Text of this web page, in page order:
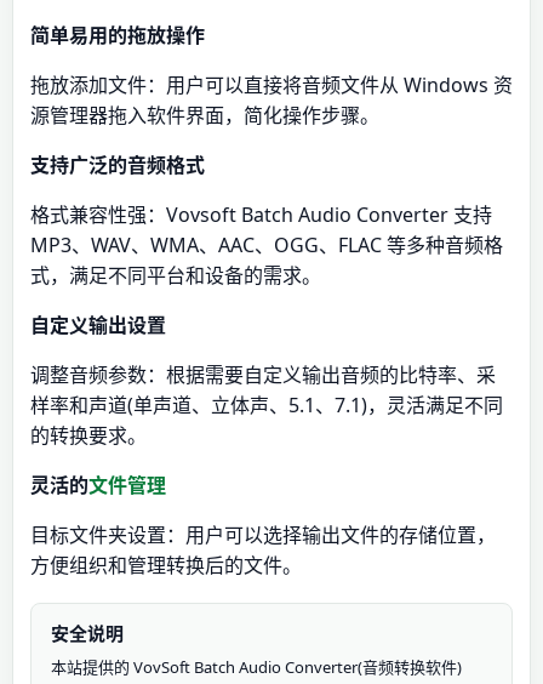
简单易用的拖放操作
拖放添加文件：用户可以直接将音频文件从 Windows 资
源管理器拖入软件界面，简化操作步骤。
支持广泛的音频格式
格式兼容性强：Vovsoft Batch Audio Converter 支持
MP3、WAV、WMA、AAC、OGG、FLAC 等多种音频格
式，满足不同平台和设备的需求。
自定义输出设置
调整音频参数：根据需要自定义输出音频的比特率、采
样率和声道(单声道、立体声、5.1、7.1)，灵活满足不同
的转换要求。
灵活的文件管理
目标文件夹设置：用户可以选择输出文件的存储位置，
方便组织和管理转换后的文件。
安全说明
本站提供的 VovSoft Batch Audio Converter(音频转换软件)